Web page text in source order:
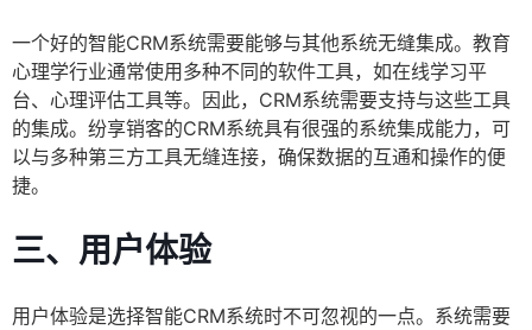
一个好的智能CRM系统需要能够与其他系统无缝集成。教育
心理学行业通常使用多种不同的软件工具，如在线学习平
台、心理评估工具等。因此，CRM系统需要支持与这些工具
的集成。纷享销客的CRM系统具有很强的系统集成能力，可
以与多种第三方工具无缝连接，确保数据的互通和操作的便
捷。
三、用户体验
用户体验是选择智能CRM系统时不可忽视的一点。系统需要